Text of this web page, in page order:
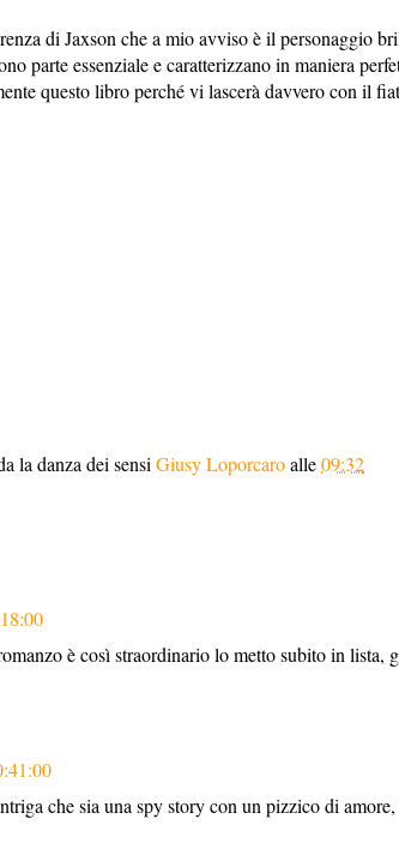
di Jaxson che a mio avviso è il personaggio
parte essenziale e caratterizzano in maniera
questo libro perché vi lascerà davvero con il
la danza dei sensi Giusy Loporcaroalle09:32
è così straordinario lo metto subito in lista,
che sia una spy story con un pizzico di